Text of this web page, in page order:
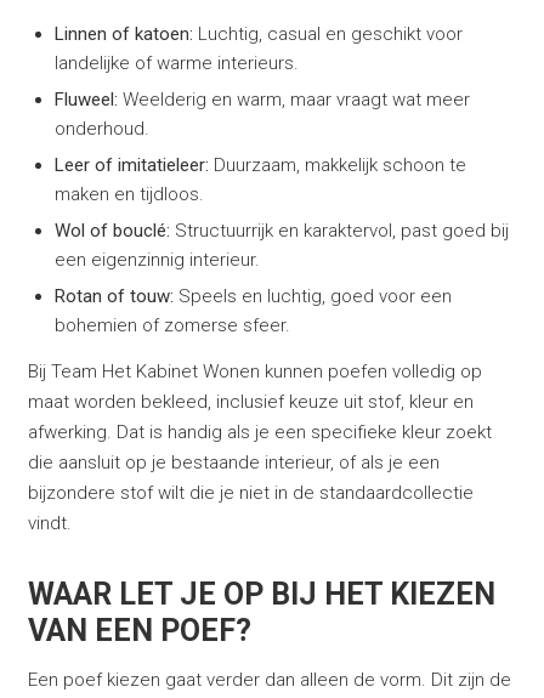
Linnen of katoen: Luchtig, casual en geschikt voor
landelijke of warme interieurs.
Fluweel: Weelderig en warm, maar vraagt wat meer
onderhoud.
Leer of imitatieleer: Duurzaam, makkelijk schoon te
maken en tijdloos.
Wol of bouclé: Structuurrijk en karaktervol, past goed bij
een eigenzinnig interieur.
Rotan of touw: Speels en luchtig, goed voor een
bohemien of zomerse sfeer.
Bij Team Het Kabinet Wonen kunnen poefen volledig op
maat worden bekleed, inclusief keuze uit stof, kleur en
afwerking. Dat is handig als je een specifieke kleur zoekt
die aansluit op je bestaande interieur, of als je een
bijzondere stof wilt die je niet in de standaardcollectie
vindt.
WAAR LET JE OP BIJ HET KIEZEN
VAN EEN POEF?
Een poef kiezen gaat verder dan alleen de vorm. Dit zijn de